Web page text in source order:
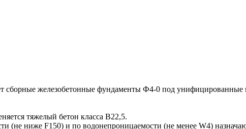
железобетонные фундаменты Ф4-0 под
тяжелый бетон класса В22,5.
(не ниже F150) и по водонепроницаемости (не менее W4)